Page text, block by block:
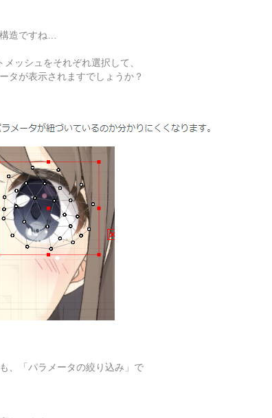
造ですね…
ッシュをそれぞれ選択して、
タが表示されますでしょうか？
、「パラメータの絞り込み」で